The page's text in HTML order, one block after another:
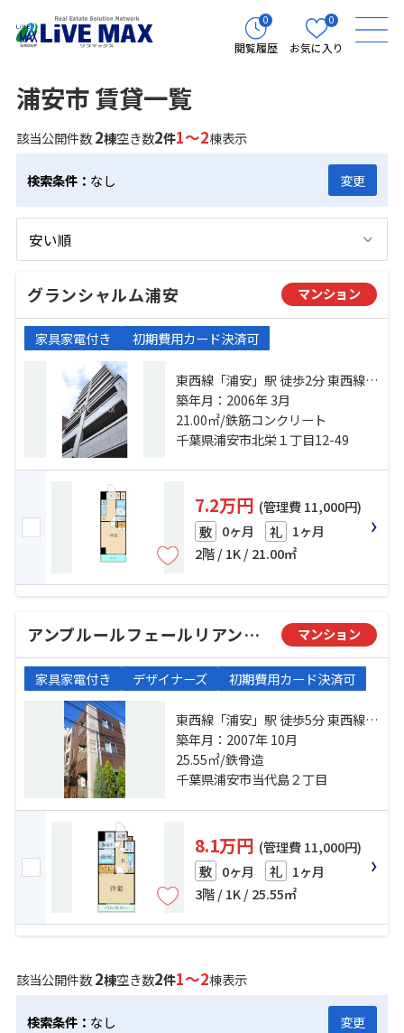
0
閲覧履歴
0
お気に入り
浦安市 賃貸一覧
該当公開件数2棟空き数2件1～2棟表示
検索条件： なし 変更
グランシャルム浦安 マンション
家具家電付き 初期費用カード決済可
東西線「浦安」駅 徒歩2分 東西線
「南行徳」駅 徒歩14分 東西線「葛
西」駅 徒歩30分
築年月：2006年 3月
21.00㎡/鉄筋コンクリート
千葉県浦安市北栄１丁目12-49
7.2万円 (管理費 11,000円)
敷 0ヶ月 礼 1ヶ月
2階 / 1K / 21.00㎡
アンプルールフェールリアン・ケー・エム マンション
家具家電付き デザイナーズ 初期費用カード決済可
東西線「浦安」駅 徒歩5分 東西線
「南行徳」駅 徒歩12分 東西線「葛
西」駅 徒歩30分
築年月：2007年 10月
25.55㎡/鉄骨造
千葉県浦安市当代島２丁目
8.1万円 (管理費 11,000円)
敷 0ヶ月 礼 1ヶ月
3階 / 1K / 25.55㎡
該当公開件数2棟空き数2件1～2棟表示
検索条件： なし 変更